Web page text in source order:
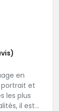
en
les plus
il est